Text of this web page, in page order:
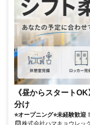
《昼からスタート
分け
⭐オープニング⭐未経験歓
株式会社ハマキョウレッ